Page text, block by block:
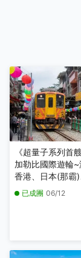
《超量子系列首
加勒比國際遊輪
香港、日本(那霸
隆)6天豪華郵輪
選】【香港啟德
已成團 06/12